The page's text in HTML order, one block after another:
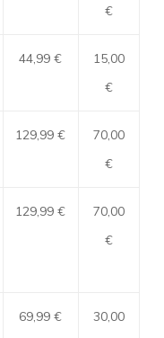
€
44,99 €
15,00
€
129,99 €
70,00
€
129,99 €
70,00
€
69,99 €
30,00